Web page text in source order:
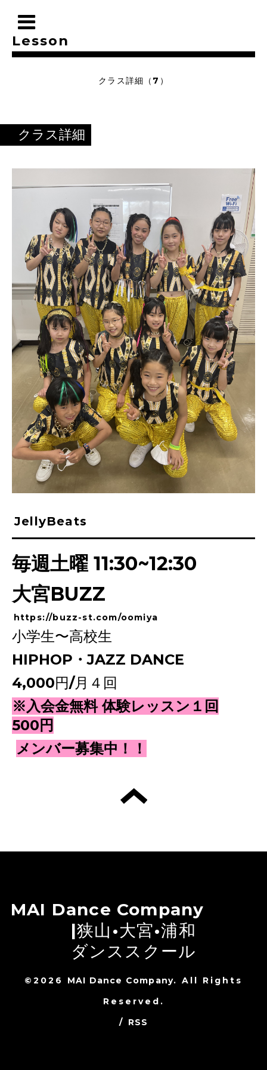
Lesson
クラス詳細（7）
クラス詳細
JellyBeats
毎週土曜 11:30~12:30
大宮BUZZ
https://buzz-st.com/oomiya
小学生〜高校生
HIPHOP・JAZZ DANCE
4,000円/月４回
※入会金無料 体験レッスン１回
500円
メンバー募集中！！
MAI Dance Company
|狭山•大宮•浦和
ダンススクール
©2026 MAI Dance Company. All Rights
Reserved.
/ RSS